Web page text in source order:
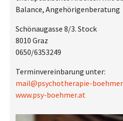
Balance, Angehörigenberatung
Schönaugasse 8/3. Stock
8010 Graz
0650/6353249
Terminvereinbarung unter:
mail@psychotherapie-
www.psy-boehmer.at